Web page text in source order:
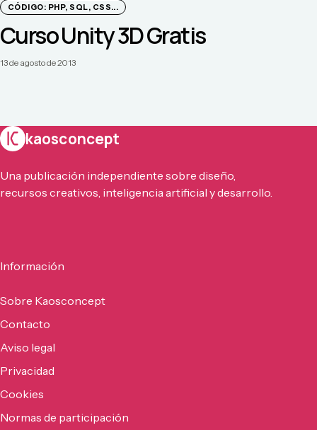
CÓDIGO: PHP, SQL, CSS...
Curso Unity 3D Gratis
13 de agosto de 2013
kaosconcept
Una publicación independiente sobre diseño,
recursos creativos, inteligencia artificial y desarrollo.
Información
Sobre Kaosconcept
Contacto
Aviso legal
Privacidad
Cookies
Normas de participación